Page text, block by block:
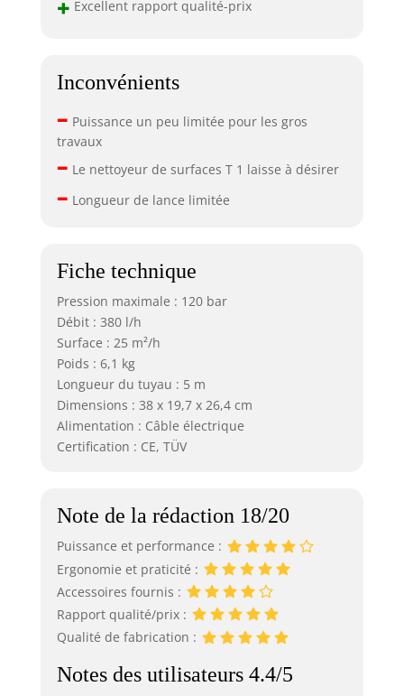
+ Excellent rapport qualité-prix
Inconvénients
– Puissance un peu limitée pour les gros
travaux
– Le nettoyeur de surfaces T 1 laisse à désirer
– Longueur de lance limitée
Fiche technique
Pression maximale : 120 bar
Débit : 380 l/h
Surface : 25 m²/h
Poids : 6,1 kg
Longueur du tuyau : 5 m
Dimensions : 38 x 19,7 x 26,4 cm
Alimentation : Câble électrique
Certification : CE, TÜV
Note de la rédaction 18/20
Puissance et performance :
Ergonomie et praticité :
Accessoires fournis :
Rapport qualité/prix :
Qualité de fabrication :
Notes des utilisateurs 4.4/5